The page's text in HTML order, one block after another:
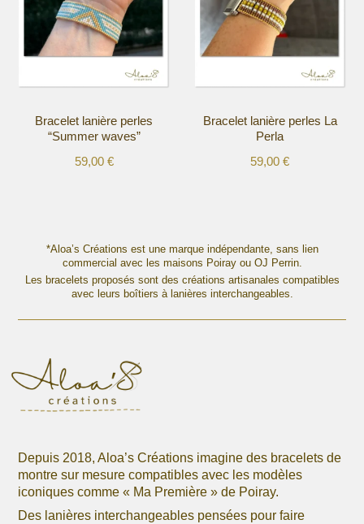
options
peuvent
être
sur
page
options
peuvent
être
sur
page
Bracelet lanière perles
“Summer waves”
59,00 €
variations.
options
page
Bracelet lanière perles La
Perla
59,00€
variations.
Les
options
peuvent
*Aloa’s Créations est une marque indépendante, sans lien
commercial avec les maisons Poiray ou OJ Perrin.
Les bracelets proposés sont des créations artisanales compatibles
avec leurs boîtiers à lanières interchangeables.
Depuis 2018, Aloa’s Créations imagine des bracelets de
montre sur mesure compatibles avec les modèles
iconiques comme « Ma Première » de Poiray.
Des lanières interchangeables pensées pour faire